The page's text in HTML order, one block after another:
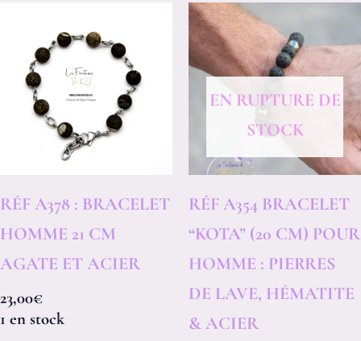
RÉF A378 : BRACELET
HOMME 21 CM
AGATE ET ACIER
23,00€
1 en stock
EN RUPTURE DE
STOCK
RÉF A354 BRACELET
“KOTA” (20 CM) POUR
HOMME : PIERRES
DE LAVE, HÉMATITE
& ACIER